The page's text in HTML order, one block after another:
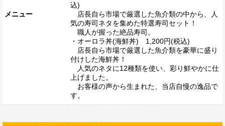
メニュー
込)
店長自ら市場で厳選した魚介類の中から、人
気の寿司ネタを集めた特選寿司セット！
職人が握った絶品寿司。
・オーロラ丼(海鮮丼) 1,200円(税込)
店長自ら市場で厳選した魚介類を豪華に盛り
付けした海鮮丼！
人気のネタに12種類を使い、彩り鮮やかに仕
上げました。
お客様の声から生まれた、当店自慢の逸品で
す。